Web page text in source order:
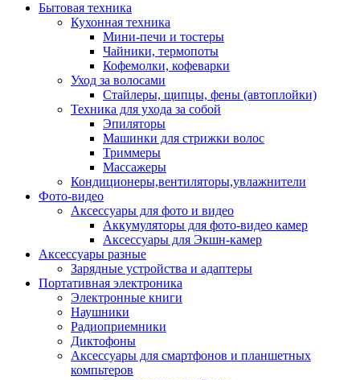
Бытовая техника
Кухонная техника
Мини-печи и тостеры
Чайники, термопоты
Кофемолки, кофеварки
Уход за волосами
Стайлеры, щипцы, фены (автоплойки)
Техника для ухода за собой
Эпиляторы
Машинки для стрижки волос
Триммеры
Массажеры
Кондиционеры,вентиляторы,увлажнители
Фото-видео
Аксессуары для фото и видео
Аккумуляторы для фото-видео камер
Аксессуары для Экшн-камер
Аксессуары разные
Зарядные устройства и адаптеры
Портативная электроника
Электронные книги
Наушники
Радиоприемники
Диктофоны
Аксессуары для смартфонов и планшетных
компьтеров